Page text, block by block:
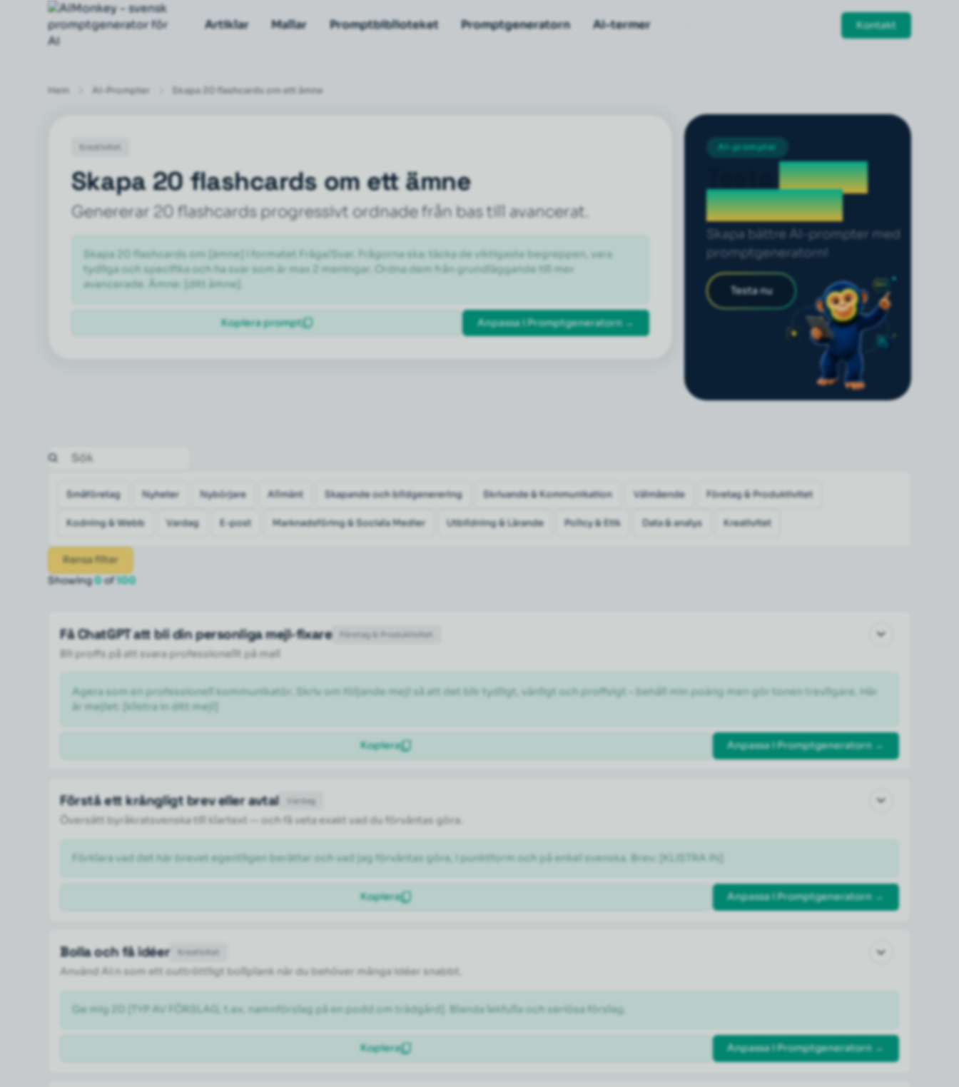
Artiklar Mallar Promptbiblioteket Promptgeneratorn AI-termer Kontakt
Hem AI-Prompter Skapa 20 flashcards om ett ämne
Kreativitet
Skapa 20 flashcards om ett ämne
Genererar 20 flashcards progressivt ordnade från bas till avancerat.
Skapa 20 flashcards om [ämne] i formatet Fråga/Svar. Frågorna ska: täcka de viktigaste begreppen, vara
tydliga och specifika och ha svar som är max 2 meningar. Ordna dem från grundläggande till mer
avancerade. Ämne: [ditt ämne].
Kopiera prompt Anpassa i Promptgeneratorn →
AI-prompter
Testaprompt
generatorn
Skapa bättre AI-prompter med
promptgeneratorn!
Testa nu
Småföretag Nyheter Nybörjare Allmänt Skapande och bildgenerering Skrivande & Kommunikation Välmående Företag & Produktivitet
Kodning & Webb Vardag E-post Marknadsföring & Sociala Medier Utbildning & Lärande Policy & Etik Data & analys Kreativitet
Rensa filter
Showing0of100
Företag & Produktivitet
Få ChatGPT att bli din personliga mejl-fixare
Bli proffs på att svara professionellt på mail
Agera som en professionell kommunikatör. Skriv om följande mejl så att det blir tydligt, vänligt och proffsigt – behåll min poäng men gör tonen trevligare. Här
är mejlet: [klistra in ditt mejl]
Kopiera Anpassa i Promptgeneratorn →
Vardag
Förstå ett krångligt brev eller avtal
Översätt byråkratsvenska till klartext — och få veta exakt vad du förväntas göra.
Förklara vad det här brevet egentligen berättar och vad jag förväntas göra, i punktform och på enkel svenska. Brev: [KLISTRA IN]
Kopiera Anpassa i Promptgeneratorn →
Kreativitet
Bolla och få idéer
Använd AI:n som ett outtröttligt bollplank när du behöver många idéer snabbt.
Ge mig 20 [TYP AV FÖRSLAG, t.ex. namnförslag på en podd om trädgård]. Blanda lekfulla och seriösa förslag.
Kopiera Anpassa i Promptgeneratorn →